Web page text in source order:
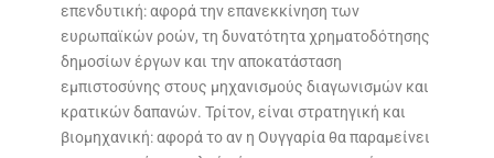
επενδυτική: αφορά την επανεκκίνηση των
ευρωπαϊκών ροών, τη δυνατότητα χρηματοδότησης
δημοσίων έργων και την αποκατάσταση
εμπιστοσύνης στους μηχανισμούς διαγωνισμών και
κρατικών δαπανών. Τρίτον, είναι στρατηγική και
βιομηχανική: αφορά το αν η Ουγγαρία θα παραμείνει